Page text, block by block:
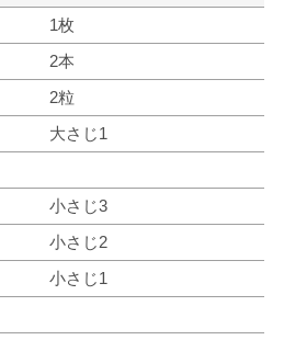
1枚
2本
2粒
大さじ1
小さじ3
小さじ2
小さじ1